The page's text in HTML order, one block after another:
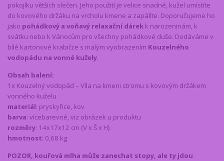
pokojíku větších slečen. Jeho použití je velice snadné, kužel umístíte
do kovového držáku na vrcholu kmene a zapálíte. Doporučujeme ho
jako pohádkový a voňavý relaxační dárek k narozeninám, k
svátku nebo k Vánocům pro všechny pohádkové duše. Dodáváme v
bílé kartonové krabičce s malým vyobrazením Kouzelného
vodopádu na vonné kužely.
Obsah balení:
1x Kouzelný vodopád – Víla na kmeni stromu s kovovým držákem
vonného kuželu
materiál: pryskyřice, kov
barva: vícebarevné, viz obrázek u produktu
rozměry: 14x17x12 cm (V x Š x H)
hmotnost: 0,68 kg
POZOR, kouřová mlha může zanechat stopy, ale ty jdou